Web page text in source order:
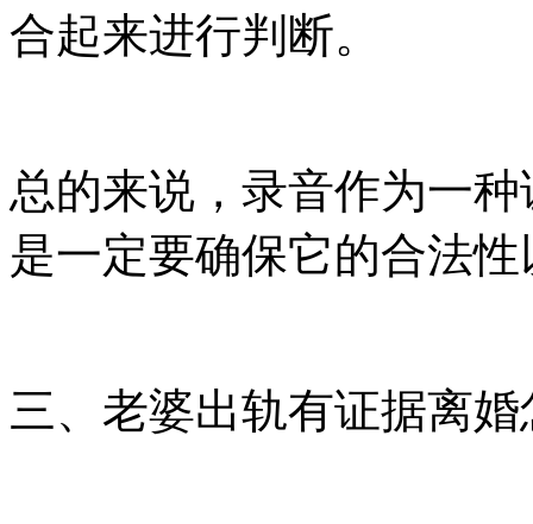
合起来进行判断。
总的来说，录音作为一
是一定要确保它的合法
三、老婆出轨有证据离